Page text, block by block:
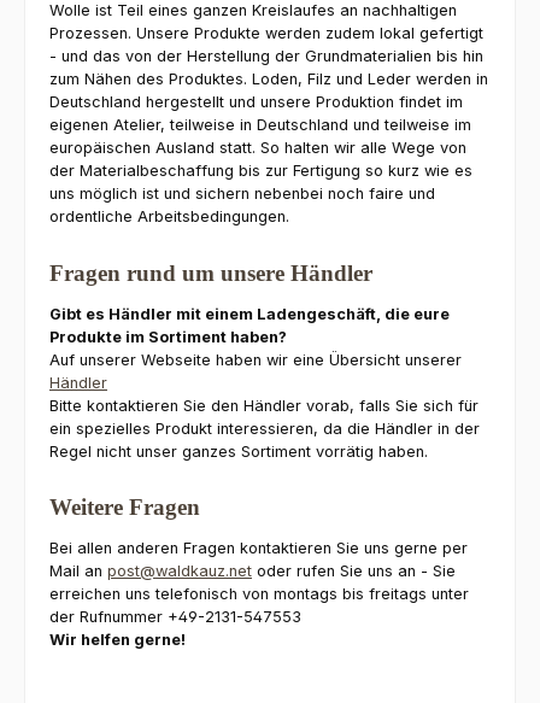
Wolle ist Teil eines ganzen Kreislaufes an nachhaltigen
Prozessen. Unsere Produkte werden zudem lokal gefertigt
- und das von der Herstellung der Grundmaterialien bis hin
zum Nähen des Produktes. Loden, Filz und Leder werden in
Deutschland hergestellt und unsere Produktion findet im
eigenen Atelier, teilweise in Deutschland und teilweise im
europäischen Ausland statt. So halten wir alle Wege von
der Materialbeschaffung bis zur Fertigung so kurz wie es
uns möglich ist und sichern nebenbei noch faire und
ordentliche Arbeitsbedingungen.
Fragen rund um unsere Händler
Gibt es Händler mit einem Ladengeschäft, die eure
Produkte im Sortiment haben?
Auf unserer Webseite haben wir eine Übersicht unserer
Händler
Bitte kontaktieren Sie den Händler vorab, falls Sie sich für
ein spezielles Produkt interessieren, da die Händler in der
Regel nicht unser ganzes Sortiment vorrätig haben.
Weitere Fragen
Bei allen anderen Fragen kontaktieren Sie uns gerne per
Mail an post@waldkauz.net oder rufen Sie uns an - Sie
erreichen uns telefonisch von montags bis freitags unter
der Rufnummer +49-2131-547553
Wir helfen gerne!